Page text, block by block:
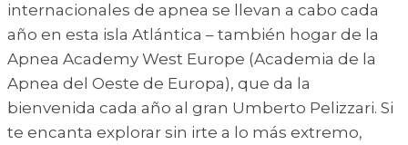
internacionales de apnea se llevan a cabo cada
año en esta isla Atlántica – también hogar de la
Apnea Academy West Europe (Academia de la
Apnea del Oeste de Europa), que da la
bienvenida cada año al gran Umberto Pelizzari. Si
te encanta explorar sin irte a lo más extremo,